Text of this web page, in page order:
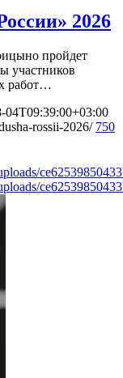
2026
пройдет
участников
работ…
04T09:39:00+03:00
rossii-2026/ 750